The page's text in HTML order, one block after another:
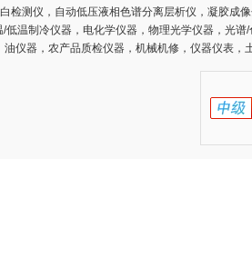
检测仪，自动低压液相色谱分离层析仪，凝胶成
低温制冷仪器，电化学仪器，物理光学仪器，光
油仪器，农产品质检仪器，机械机修，仪器仪表，